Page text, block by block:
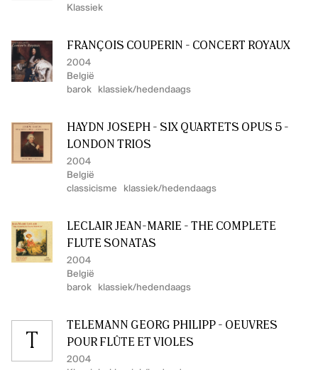
Klassiek
FRANÇOIS COUPERIN - CONCERT ROYAUX
2004
België
barok
klassiek/hedendaags
HAYDN JOSEPH - SIX QUARTETS OPUS 5 -
LONDON TRIOS
2004
België
classicisme
klassiek/hedendaags
LECLAIR JEAN-MARIE - THE COMPLETE
FLUTE SONATAS
2004
België
barok
klassiek/hedendaags
T
TELEMANN GEORG PHILIPP - OEUVRES
POUR FLÛTE ET VIOLES
2004